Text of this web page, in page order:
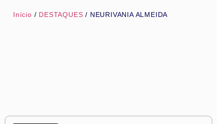
Início / DESTAQUES / NEURIVANIA ALMEIDA